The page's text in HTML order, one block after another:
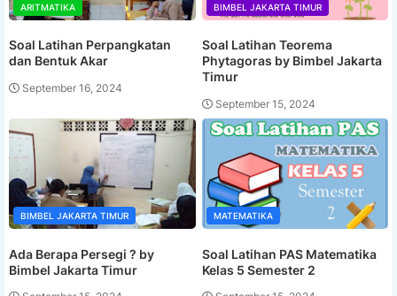
ARITMATIKA
Soal Latihan Perpangkatan
dan Bentuk Akar
September 16, 2024
BIMBEL JAKARTA TIMUR
Soal Latihan Teorema
Phytagoras by Bimbel Jakarta
Timur
September 15, 2024
BIMBEL JAKARTA TIMUR
Ada Berapa Persegi ? by
Bimbel Jakarta Timur
MATEMATIKA
Soal Latihan PAS Matematika
Kelas 5 Semester 2